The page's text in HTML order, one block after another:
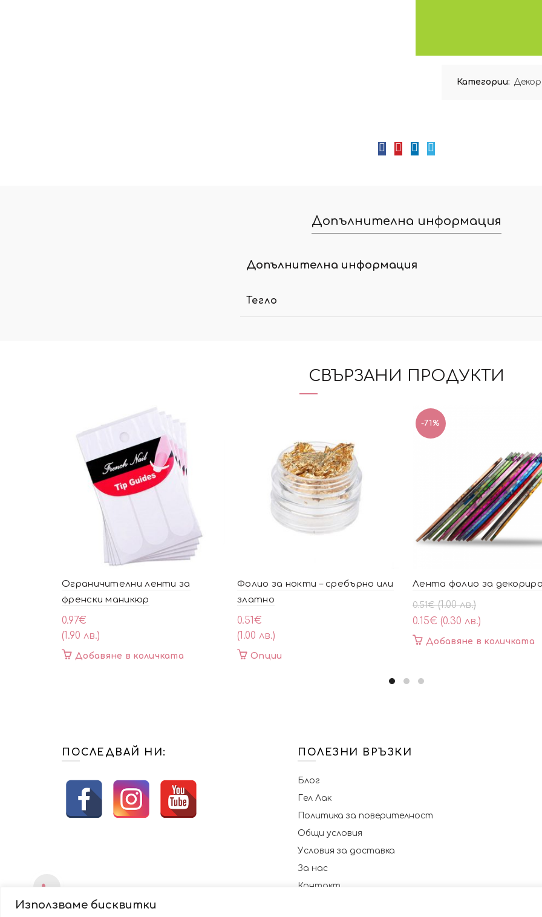
Използваме бисквитки
Категории:
Допълнителна информация
Допълнителна информация
Тегло
СВЪРЗАНИ ПРОДУКТИ
Ограничителни ленти за
френски маникюр
0.97€
(1.90 лв.)
Добавяне в количката
Фолио за нокти – сребърно или
златно
0.51€
(1.00 лв.)
Опции
may
chosen
product
page
-71%
Лента фолио за
0.51€ (1.00 лв.)
Original
price
was:
0.51€
лв.).
0.15€ (0.30 лв.)
Текущата
цена
е:
0.15€
лв.).
Добавяне в количката
ПОСЛЕДВАЙ НИ: ПОЛЕЗНИ ВРЪЗКИ
Блог
Гел Лак
Политика за поверителност
Общи условия
Условия за доставка
За нас
Контакт